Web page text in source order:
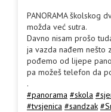
PANORAMA školskog
možda već sutra.
Davno nisam prošo
ja vazda nađem nešto
pođemo od lijepe
pa možeš telefon da
.
#panorama #skola
#tvsjenica #sandzak